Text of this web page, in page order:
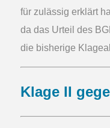
für zulässig erklärt
da das Urteil des
die bisherige
Klage II